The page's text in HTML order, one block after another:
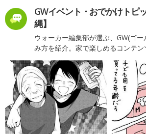
GWイベント・おでかけトピ
縄】
ウォーカー編集部が選ぶ、GW(ゴ
み方を紹介。家で楽しめるコンテン